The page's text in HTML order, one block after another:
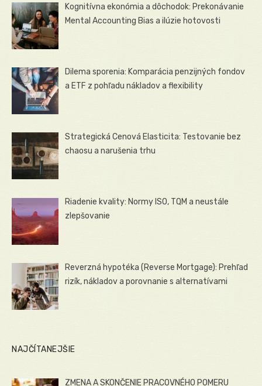
Kognitívna ekonómia a dôchodok: Prekonávanie
Mental Accounting Bias a ilúzie hotovosti
Dilema sporenia: Komparácia penzijných fondov
a ETF z pohľadu nákladov a flexibility
Strategická Cenová Elasticita: Testovanie bez
chaosu a narušenia trhu
Riadenie kvality: Normy ISO, TQM a neustále
zlepšovanie
Reverzná hypotéka (Reverse Mortgage): Prehľad
rizík, nákladov a porovnanie s alternatívami
NAJČÍTANEJŠIE
ZMENA A SKONČENIE PRACOVNÉHO POMERU